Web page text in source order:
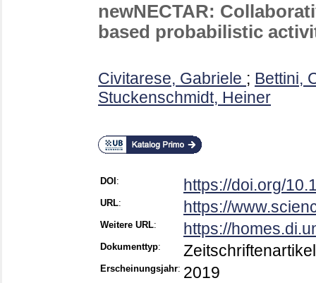
newNECTAR:
based probabilistic
Civitarese, Gabriele ; Bettini,
Stuckenschmidt, Heiner
DOI : https://doi.org/
URL: https://
Weitere URL: https://
Dokumenttyp: Zeitschriftenartikel
Erscheinungsjahr: 2019